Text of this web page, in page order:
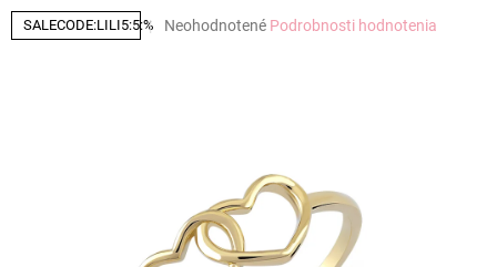
SALECODE:LILI5:5:%
Priemerné
Neohodnotené Podrobnosti hodnotenia